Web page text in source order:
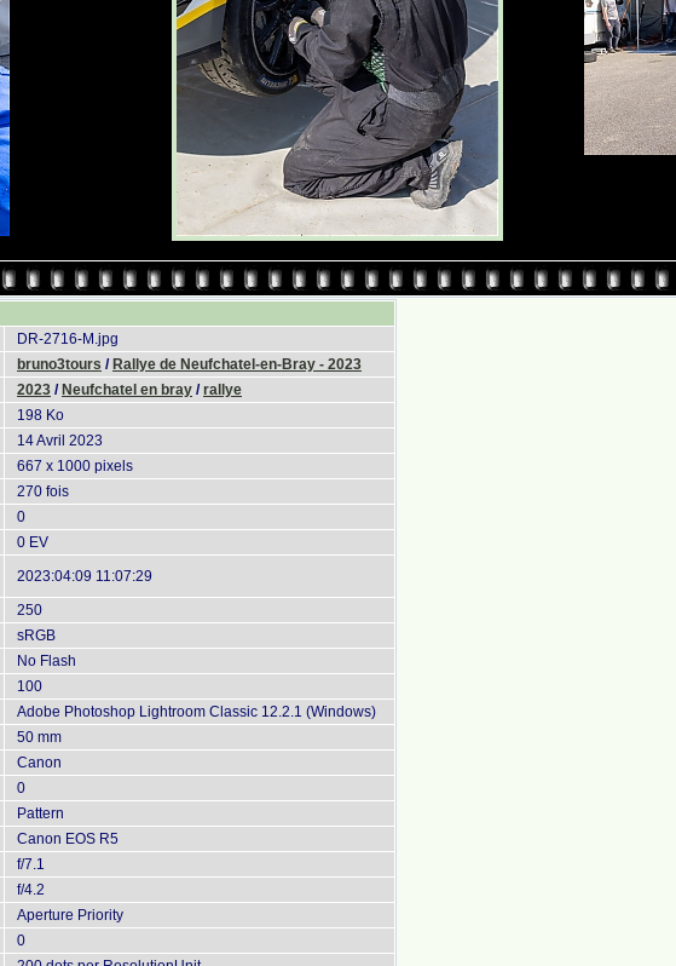
DR-2716-M.jpg
bruno3tours / Rallye de Neufchatel-en-Bray - 2023
2023 / Neufchatel en bray /rallye
198 Ko
14 Avril 2023
667 x 1000 pixels
270 fois
0
0 EV
2023:04:09 11:07:29
250
sRGB
No Flash
100
Adobe Photoshop Lightroom Classic 12.2.1 (Windows)
50 mm
Canon
0
Pattern
Canon EOS R5
f/7.1
f/4.2
Aperture Priority
0